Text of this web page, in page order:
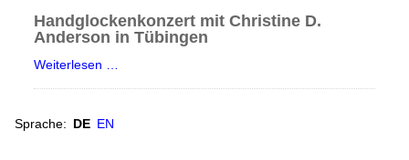
Afrika
Handglocken-Institutionen
Internationales Handglocken Symposium
Handglockenkonzert mit Christine D.
Anderson in Tübingen
Weiterlesen …
mit
Sprache: DE EN